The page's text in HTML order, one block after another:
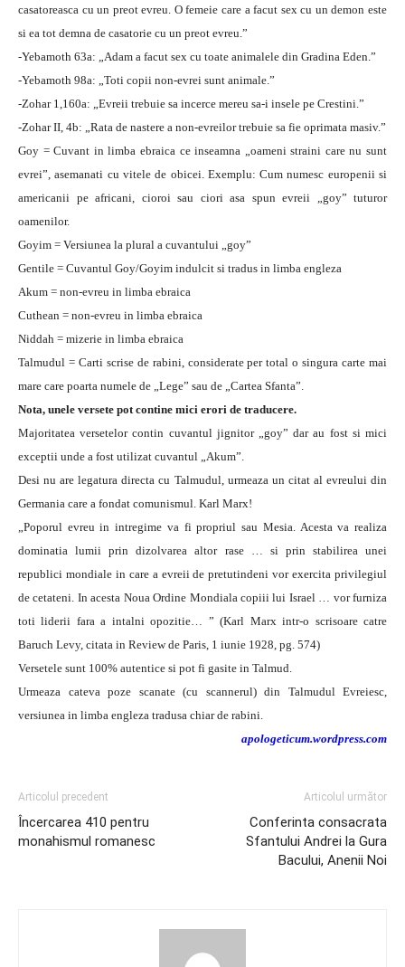
casatoreasca cu un preot evreu. O femeie care a facut sex cu un demon este
si ea tot demna de casatorie cu un preot evreu.”
-Yebamoth 63a: „Adam a facut sex cu toate animalele din Gradina Eden.”
-Yebamoth 98a: „Toti copii non-evrei sunt animale.”
-Zohar 1,160a: „Evreii trebuie sa incerce mereu sa-i insele pe Crestini.”
-Zohar II, 4b: „Rata de nastere a non-evreilor trebuie sa fie oprimata masiv.”
Goy = Cuvant in limba ebraica ce inseamna „oameni straini care nu sunt
evrei”, asemanati cu vitele de obicei. Exemplu: Cum numesc europenii si
americanii pe africani, cioroi sau ciori asa spun evreii „goy” tuturor
oamenilor.
Goyim = Versiunea la plural a cuvantului „goy”
Gentile = Cuvantul Goy/Goyim indulcit si tradus in limba engleza
Akum = non-evreu in limba ebraica
Cuthean = non-evreu in limba ebraica
Niddah = mizerie in limba ebraica
Talmudul = Carti scrise de rabini, considerate per total o singura carte mai
mare care poarta numele de „Lege” sau de „Cartea Sfanta”.
Nota, unele versete pot contine mici erori de traducere.
Majoritatea versetelor contin cuvantul jignitor „goy” dar au fost si mici
exceptii unde a fost utilizat cuvantul „Akum”.
Desi nu are legatura directa cu Talmudul, urmeaza un citat al evreului din
Germania care a fondat comunismul. Karl Marx!
„Poporul evreu in intregime va fi propriul sau Mesia. Acesta va realiza
dominatia lumii prin dizolvarea altor rase … si prin stabilirea unei
republici mondiale in care a evreii de pretutindeni vor exercita privilegiul
de cetateni. In acesta Noua Ordine Mondiala copiii lui Israel … vor furniza
toti liderii fara a intalni opozitie… ” (Karl Marx intr-o scrisoare catre
Baruch Levy, citata in Review de Paris, 1 iunie 1928, pg. 574)
Versetele sunt 100% autentice si pot fi gasite in Talmud.
Urmeaza cateva poze scanate (cu scannerul) din Talmudul Evreiesc,
versiunea in limba engleza tradusa chiar de rabini.
apologeticum.wordpress.com
Articolul precedent
Încercarea 410 pentru
monahismul romanesc
Articolul următor
Conferinta consacrata
Sfantului Andrei la Gura
Bacului, Anenii Noi